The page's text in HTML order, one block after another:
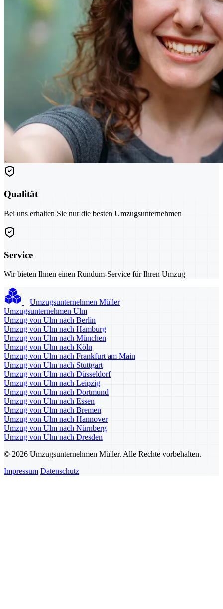
Qualität
Bei uns erhalten Sie nur die besten Umzugsunternehmen
Service
Wir bieten Ihnen einen Rundum-Service für Ihren Umzug
Umzugsunternehmen Müller
Umzugsunternehmen Ulm
Umzug von Ulm nach Berlin
Umzug von Ulm nach Hamburg
Umzug von Ulm nach München
Umzug von Ulm nach Köln
Umzug von Ulm nach Frankfurt am Main
Umzug von Ulm nach Stuttgart
Umzug von Ulm nach Düsseldorf
Umzug von Ulm nach Leipzig
Umzug von Ulm nach Dortmund
Umzug von Ulm nach Essen
Umzug von Ulm nach Bremen
Umzug von Ulm nach Hannover
Umzug von Ulm nach Nürnberg
Umzug von Ulm nach Dresden
© 2026 Umzugsunternehmen Müller. Alle Rechte vorbehalten.
Impressum Datenschutz